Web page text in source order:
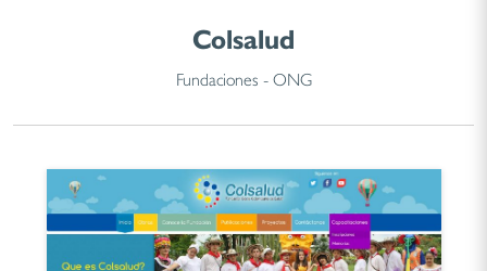
Colsalud
Fundaciones - ONG